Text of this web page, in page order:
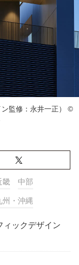
監修：永井一正） ©
畿 中部
州・沖縄
ィックデザイン